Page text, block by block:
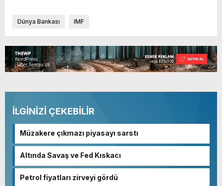
Dünya Bankası IMF
İLGİNİZİ ÇEKEBİLİR
Müzakere çıkmazı piyasayı sarstı
Altında Savaş ve Fed Kıskacı
Petrol fiyatları zirveyi gördü